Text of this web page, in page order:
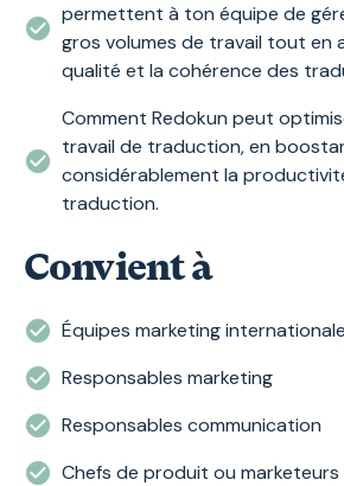
permettent à ton équipe de
gros volumes de travail tout en
qualité et la cohérence des
Comment Redokun peut
travail de traduction, en
considérablement la
traduction.
Convient à
Équipes marketing
Responsables marketing
Responsables communication
Chefs de produit ou marketeurs